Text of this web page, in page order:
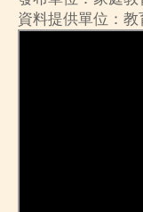
資料提供單位：教